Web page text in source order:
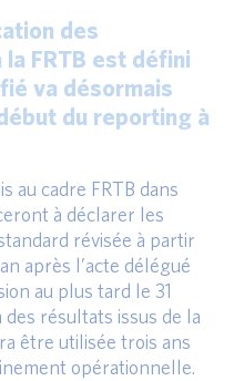
des
FRTB est défini
va désormais
du reporting à
au cadre FRTB dans
à déclarer les
révisée à partir
après l’acte délégué
au plus tard le 31
résultats issus de la
être utilisée trois ans
opérationnelle.